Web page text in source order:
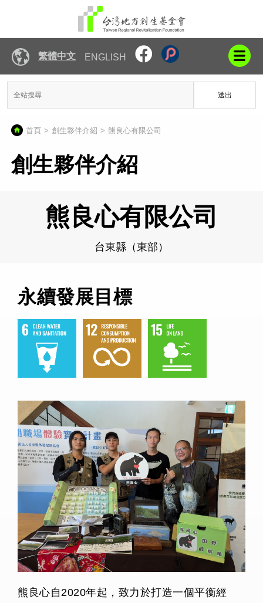
繁體中文 ENGLISH
送出
首頁 創生夥伴介紹 熊良心有限公司
創生夥伴介紹
熊良心有限公司
台東縣（東部）
永續發展目標
熊良心自2020年起，致力於打造一個平衡經